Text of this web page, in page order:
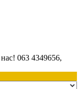
063 4349656,